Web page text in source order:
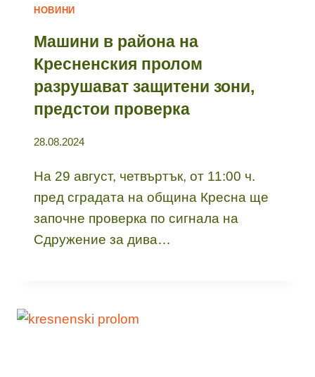
НОВИНИ
Машини в района на
Кресненския пролом
разрушават защитени зони,
предстои проверка
28.08.2024
На 29 август, четвъртък, от 11:00 ч.
пред сградата на община Кресна ще
започне проверка по сигнала на
Сдружение за дива…